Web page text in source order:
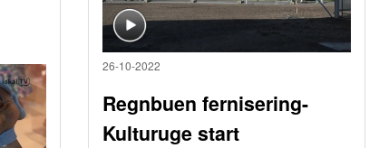
26-10-2022
Regnbuen fernisering-
Kulturuge start